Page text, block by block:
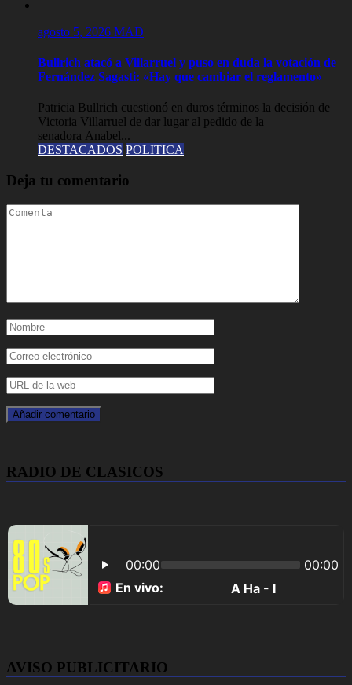
agosto 5, 2026 MAD
Bullrich atacó a Villarruel y puso en duda la votación de
Fernández Sagasti: «Hay que cambiar el reglamento»
Patricia Bullrich cuestionó en duros términos la decisión de
Victoria Villarruel de dar lugar al pedido de la
senadora Anabel...
DESTACADOS POLITICA
Deja tu comentario
RADIO DE CLASICOS
AVISO PUBLICITARIO